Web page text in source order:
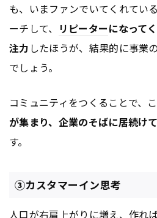
も、いまファンでいてくれてい
ーチして、
リピーターになって
注力 したほうが、結果的に事業
でしょう。
コミュニティをつくることで、
が集まり、企業のそばに居続け
す。
③カスタマーイン思考
人口が右肩上がりに増え、作れ